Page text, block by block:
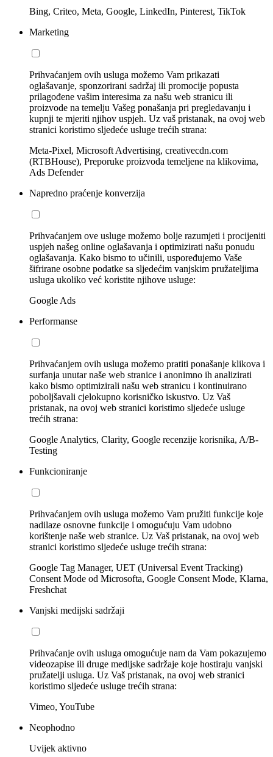
Bing, Criteo, Meta, Google, LinkedIn, Pinterest, TikTok
Marketing
Prihvaćanjem ovih usluga možemo Vam prikazati
oglašavanje, sponzorirani sadržaj ili promocije popusta
prilagođene vašim interesima za našu web stranicu ili
proizvode na temelju Vašeg ponašanja pri pregledavanju i
kupnji te mjeriti njihov uspjeh. Uz vaš pristanak, na ovoj web
stranici koristimo sljedeće usluge trećih strana:
Meta-Pixel, Microsoft Advertising, creativecdn.com
(RTBHouse), Preporuke proizvoda temeljene na klikovima,
Ads Defender
Napredno praćenje konverzija
Prihvaćanjem ove usluge možemo bolje razumjeti i procijeniti
uspjeh našeg online oglašavanja i optimizirati našu ponudu
oglašavanja. Kako bismo to učinili, uspoređujemo Vaše
šifrirane osobne podatke sa sljedećim vanjskim pružateljima
usluga ukoliko već koristite njihove usluge:
Google Ads
Performanse
Prihvaćanjem ovih usluga možemo pratiti ponašanje klikova i
surfanja unutar naše web stranice i anonimno ih analizirati
kako bismo optimizirali našu web stranicu i kontinuirano
poboljšavali cjelokupno korisničko iskustvo. Uz Vaš
pristanak, na ovoj web stranici koristimo sljedeće usluge
trećih strana:
Google Analytics, Clarity, Google recenzije korisnika, A/B-
Testing
Funkcioniranje
Prihvaćanjem ovih usluga možemo Vam pružiti funkcije koje
nadilaze osnovne funkcije i omogućuju Vam udobno
korištenje naše web stranice. Uz Vaš pristanak, na ovoj web
stranici koristimo sljedeće usluge trećih strana:
Google Tag Manager, UET (Universal Event Tracking)
Consent Mode od Microsofta, Google Consent Mode, Klarna,
Freshchat
Vanjski medijski sadržaji
Prihvaćanje ovih usluga omogućuje nam da Vam pokazujemo
videozapise ili druge medijske sadržaje koje hostiraju vanjski
pružatelji usluga. Uz Vaš pristanak, na ovoj web stranici
koristimo sljedeće usluge trećih strana:
Vimeo, YouTube
Neophodno
Uvijek aktivno